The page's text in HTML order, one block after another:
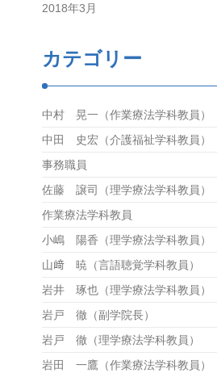
2018年3月
カテゴリー
中村 晃一（作業療法学科教員）
中田 史宏（介護福祉学科教員）
事務職員
佐藤 譲司（理学療法学科教員）
作業療法学科教員
小嶋 陽香（理学療法学科教員）
山﨑 暁（言語聴覚学科教員）
岩井 琢也（理学療法学科教員）
岩戸 徹（副学院長）
岩戸 徹（理学療法学科教員）
岩田 一鷹（作業療法学科教員）